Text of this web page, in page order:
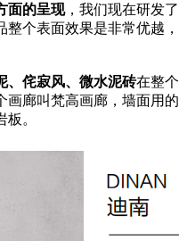
面的呈现，我们现在研发
整个表面效果是非常优越
、侘寂风、微水泥砖在整
画廊叫梵高画廊，墙面用
。